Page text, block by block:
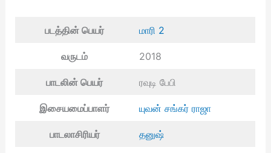
படத்தின் பெயர் மாரி 2
வருடம் 2018
பாடலின் பெயர் ரவுடி பேபி
இசையமைப்பாளர் யுவன் சங்கர் ராஜா
பாடலாசிரியர் தனுஷ்